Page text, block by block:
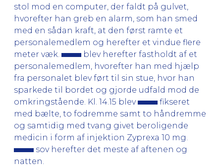
stol mod en computer, der faldt på gulvet,
hvorefter han greb en alarm, som han smed
med en sådan kraft, at den først ramte et
personalemedlem og herefter et vindue flere
meter væk.
blev herefter fastholdt af et
personalemedlem, hvorefter han med hjælp
fra personalet blev ført til sin stue, hvor han
sparkede til bordet og gjorde udfald mod de
omkringstående. Kl. 14.15 blev
fikseret
med bælte, to fodremme samt to håndremme
og samtidig med tvang givet beroligende
medicin i form af injektion Zyprexa 10 mg.
sov herefter det meste af aftenen og
natten.